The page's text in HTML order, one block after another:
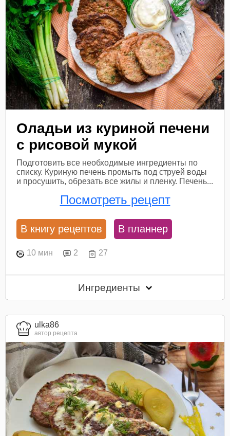
Оладьи из куриной печени
с рисовой мукой
Подготовить все необходимые ингредиенты по
списку. Куриную печень промыть под струей воды
и просушить, обрезать все жилы и пленку. Печень...
Посмотреть рецепт
В книгу рецептов В планнер
10 мин 2 27
Ингредиенты
ulka86
автор рецепта